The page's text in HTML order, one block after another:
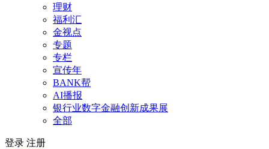
理财
福利汇
金视点
专题
专栏
宣传年
BANK帮
AI播报
银行业数字金融创新成果展
全部
登录 注册